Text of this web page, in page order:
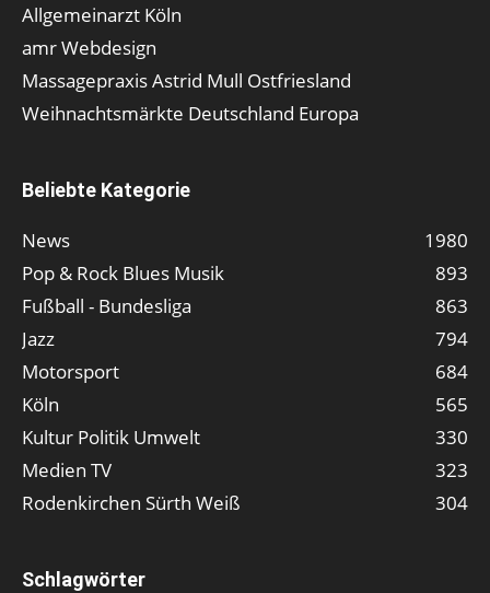
Allgemeinarzt Köln
amr Webdesign
Massagepraxis Astrid Mull Ostfriesland
Weihnachtsmärkte Deutschland Europa
Beliebte Kategorie
News
1980
Pop & Rock Blues Musik
893
Fußball - Bundesliga
863
Jazz
794
Motorsport
684
Köln
565
Kultur Politik Umwelt
330
Medien TV
323
Rodenkirchen Sürth Weiß
304
Schlagwörter